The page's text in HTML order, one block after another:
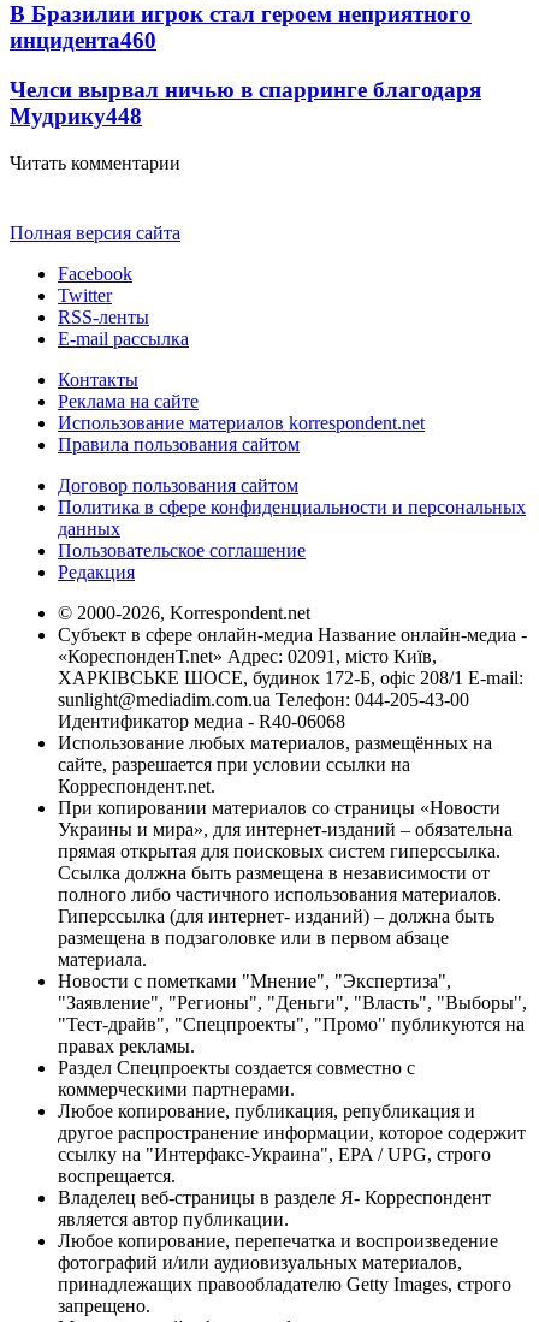
В Бразилии игрок стал героем неприятного
инцидента460
Челси вырвал ничью в спарринге благодаря
Мудрику448
Читать комментарии
Полная версия сайта
Facebook
Twitter
RSS-ленты
E-mail рассылка
Контакты
Реклама на сайте
Использование материалов korrespondent.net
Правила пользования сайтом
Договор пользования сайтом
Политика в сфере конфиденциальности и персональных
данных
Пользовательское соглашение
Редакция
© 2000-2026, Korrespondent.net
Субъект в сфере онлайн-медиа Название онлайн-медиа -
«КореспонденТ.net» Адрес: 02091, місто Київ,
ХАРКІВСЬКЕ ШОСЕ, будинок 172-Б, офіс 208/1 E-mail:
sunlight@mediadim.com.ua Телефон: 044-205-43-00
Идентификатор медиа - R40-06068
Использование любых материалов, размещённых на
сайте, разрешается при условии ссылки на
Корреспондент.net.
При копировании материалов со страницы «Новости
Украины и мира», для интернет-изданий – обязательна
прямая открытая для поисковых систем гиперссылка.
Ссылка должна быть размещена в независимости от
полного либо частичного использования материалов.
Гиперссылка (для интернет- изданий) – должна быть
размещена в подзаголовке или в первом абзаце
материала.
Новости с пометками "Мнение", "Экспертиза",
"Заявление", "Регионы", "Деньги", "Власть", "Выборы",
"Тест-драйв", "Спецпроекты", "Промо" публикуются на
правах рекламы.
Раздел Спецпроекты создается совместно с
коммерческими партнерами.
Любое копирование, публикация, републикация и
другое распространение информации, которое содержит
ссылку на "Интерфакс-Украина", EPA / UPG, строго
воспрещается.
Владелец веб-страницы в разделе Я- Корреспондент
является автор публикации.
Любое копирование, перепечатка и воспроизведение
фотографий и/или аудиовизуальных материалов,
принадлежащих правообладателю Getty Images, строго
запрещено.